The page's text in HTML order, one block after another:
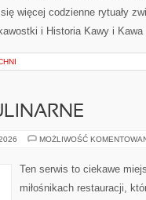
więcej codzienne rytuały
i Historia Kawy i
MOŻLIWOŚĆ
Ten serwis to ciekawe
miłośnikach restauracji,